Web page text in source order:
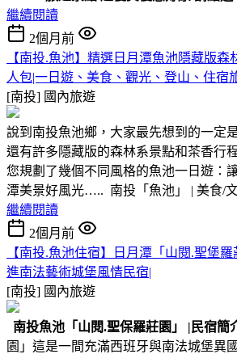
繼續閱讀
2個月前
【南投.魚池】精選日月潭魚池隱藏版森
人包|一日遊、美食、觀光、登山、住宿
[南投] 國內旅遊
說到南投魚池鄉，大家最先想到的一定
還有許多隱藏版的森林系景點和茶香行
您規劃了幾個不同風格的魚池一日遊：
潭美景好風光….. 南投「魚池」 | 美食/
繼續閱讀
2個月前
【南投.魚池住宿】日月潭「山閱.聖堡
進南法藝術城堡風情民宿|
[南投] 國內旅遊
南投魚池 「山閱.聖保羅莊園」 |民宿簡
園」這是一間充滿西班牙與南法城堡異